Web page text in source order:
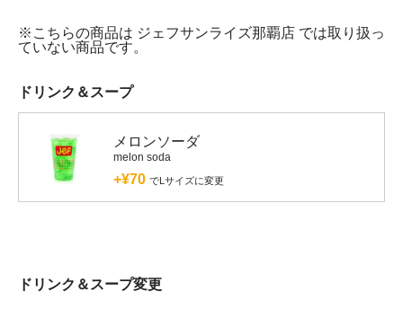
※こちらの商品は ジェフサンライズ那覇店 では取り扱っ
ていない商品です。
ドリンク＆スープ
メロンソーダ
melon soda
+¥70 でLサイズに変更
ドリンク＆スープ変更